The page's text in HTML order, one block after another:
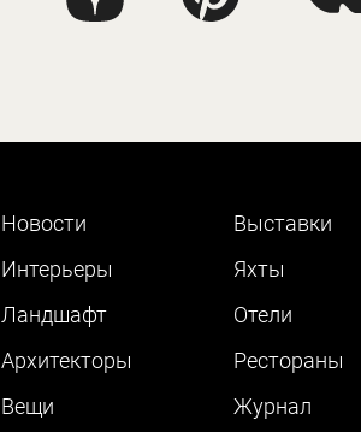
Новости
Интерьеры
Ландшафт
Архитекторы
Вещи
Выставки
Яхты
Отели
Рестораны
Журнал